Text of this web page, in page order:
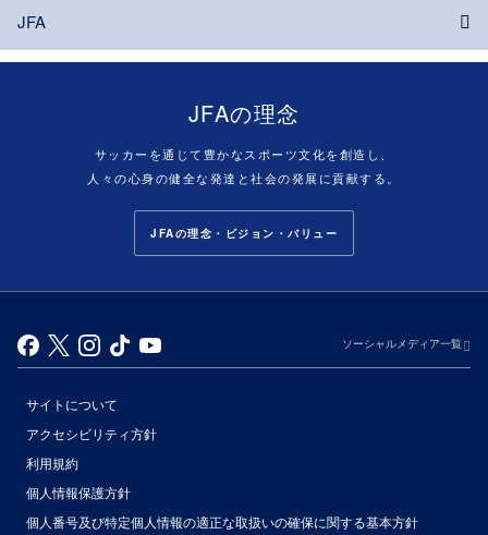
JFA
JFAの理念
サッカーを通じて豊かなスポーツ文化を創造し、
人々の心身の健全な発達と社会の発展に貢献する。
JFAの理念・ビジョン・バリュー
ソーシャルメディア一覧
サイトについて
アクセシビリティ方針
利用規約
個人情報保護方針
個人番号及び特定個人情報の適正な取扱いの確保に関する基本方針